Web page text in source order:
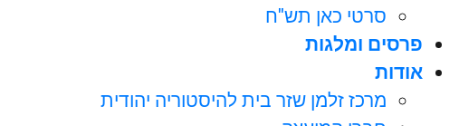
סרטי כאן תש"ח
פרסים ומלגות
אודות
מרכז זלמן שזר בית להיסטוריה יהודית